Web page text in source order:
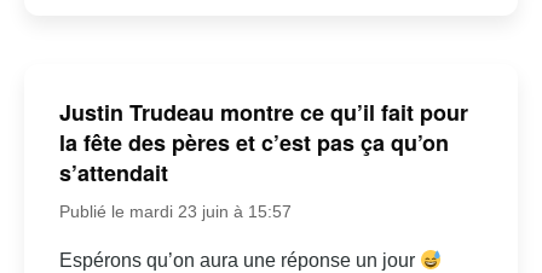
Justin Trudeau montre ce qu’il fait pour
la fête des pères et c’est pas ça qu’on
s’attendait
Publié le mardi 23 juin à 15:57
Espérons qu’on aura une réponse un jour